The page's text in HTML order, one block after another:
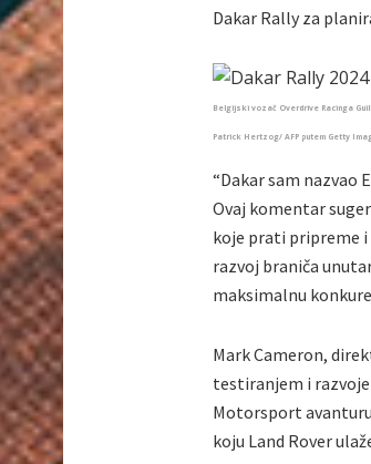
Dakar Rally za
Belgijski vozač Overdrive Racinga
Patrick Hertzog/ AFP putem Getty
“Dakar sam nazvao
Ovaj komentar
koje prati pripreme i
razvoj braniča
maksimalnu
Mark Cameron,
testiranjem i
Motorsport avanturu
koju Land Rover